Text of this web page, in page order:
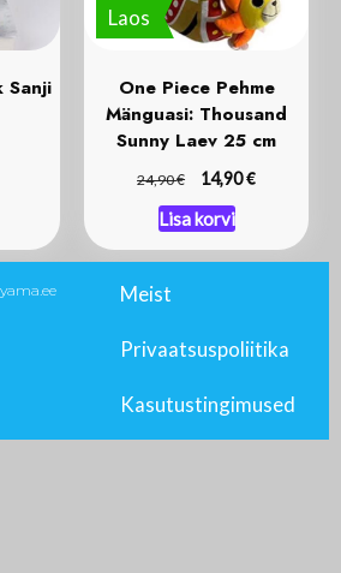
Sanji
Laos
One Piece Pehme
Mänguasi: Thousand
Sunny Laev 25 cm
24,90€ 14,90€
Lisa korvi
Meist
Privaatsuspoliitika
Kasutustingimused